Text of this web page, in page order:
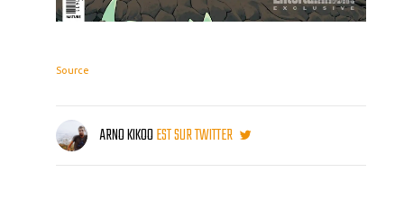
Source
ARNO KIKOOEST SUR TWITTER